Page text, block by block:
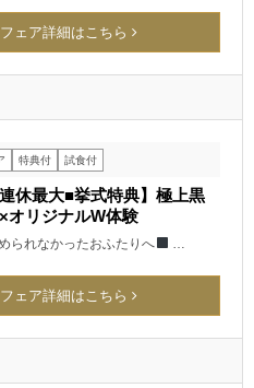
フェア詳細はこちら
特典付 試食付
休最大■挙式特典】極上黒
オリジナルW体験
られなかったおふたりへ …
フェア詳細はこちら